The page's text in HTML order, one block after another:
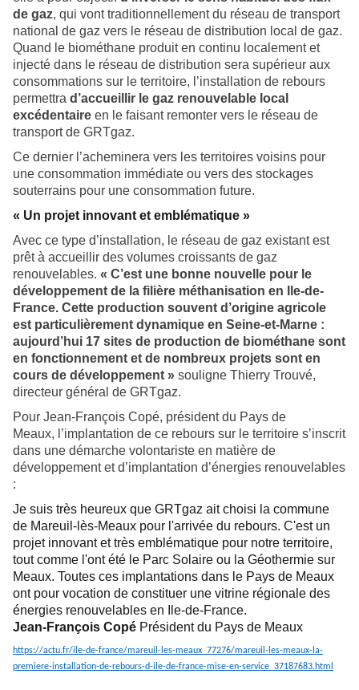
de gaz, qui vont traditionnellement du réseau de transport
national de gaz vers le réseau de distribution local de gaz.
Quand le biométhane produit en continu localement et
injecté dans le réseau de distribution sera supérieur aux
consommations sur le territoire, l’installation de rebours
permettra d’accueillir le gaz renouvelable local
excédentaire en le faisant remonter vers le réseau de
transport de GRTgaz.
Ce dernier l’acheminera vers les territoires voisins pour
une consommation immédiate ou vers des stockages
souterrains pour une consommation future.
« Un projet innovant et emblématique »
Avec ce type d’installation, le réseau de gaz existant est
prêt à accueillir des volumes croissants de gaz
renouvelables. « C’est une bonne nouvelle pour le
développement de la filière méthanisation en Ile-de-
France. Cette production souvent d’origine agricole
est particulièrement dynamique en Seine-et-Marne :
aujourd’hui 17 sites de production de biométhane sont
en fonctionnement et de nombreux projets sont en
cours de développement » souligne Thierry Trouvé,
directeur général de GRTgaz.
Pour Jean-François Copé, président du Pays de
Meaux, l’implantation de ce rebours sur le territoire s’inscrit
dans une démarche volontariste en matière de
développement et d’implantation d’énergies renouvelables
:
Je suis très heureux que GRTgaz ait choisi la commune
de Mareuil-lès-Meaux pour l'arrivée du rebours. C'est un
projet innovant et très emblématique pour notre territoire,
tout comme l'ont été le Parc Solaire ou la Géothermie sur
Meaux. Toutes ces implantations dans le Pays de Meaux
ont pour vocation de constituer une vitrine régionale des
énergies renouvelables en Ile-de-France.
Jean-François Copé Président du Pays de Meaux
https://actu.fr/ile-de-france/mareuil-les-meaux_77276/mareuil-les-meaux-la-
premiere-installation-de-rebours-d-ile-de-france-mise-en-service_37187683.html